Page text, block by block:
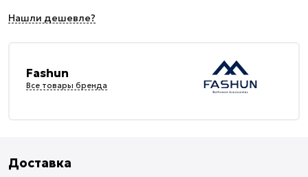
Нашли дешевле?
Fashun
Все товары бренда
Доставка